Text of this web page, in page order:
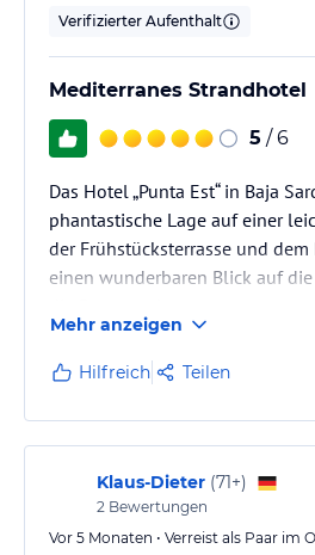
Verifizierter Aufenthalt
Mediterranes Strandhotel
5 / 6
Das Hotel „Punta Est“ in Baja
phantastische Lage auf einer
der Frühstücksterrasse und
einen wunderbaren Blick auf
Das Hotel ist ein typisches
Alles in hellen Farben und einer
Leichtigkeit eingerichtet. In
Rahmen besteht etwas
man aber bei herrlichem Wetter
Zum Teil wurde auch über
Mehr anzeigen
Hilfreich Teilen
Klaus-Dieter (71+)
2 Bewertungen
Vor 5 Monaten • Verreist als Paar im